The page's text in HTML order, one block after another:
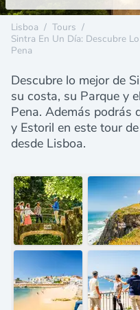
Lisboa / Tours /
Sintra En Un Día: Descubre
Pena
Descubre lo mejor de
su costa, su Parque y
Pena. Además podrás
y Estoril en este tour
desde Lisboa.